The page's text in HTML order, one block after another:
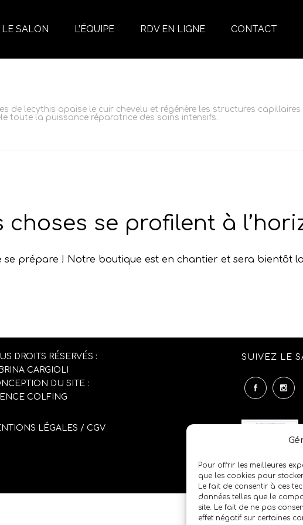
Pour offrir les meilleures
que les cookies pour
Le fait de consentir à ces
données telles que le
site. Le fait de ne pas
effet négatif sur certaines
LE SALON L’ÉQUIPE RDV EN LIGNE CONTACT
de lecythis apaise le cuir chevelu et régénère les structures
toute la puissance réparatrice des soins intensifs.
choses se profilent à
se prépare ! Notre boutique est en chantier et sera bientôt
DROITS RÉSERVÉS :
CARGIOLI
DU SITE :
COLFING
LÉGALES / CGV
SUIVEZ LE